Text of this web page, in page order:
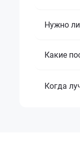
Нужно
Какие
Когда